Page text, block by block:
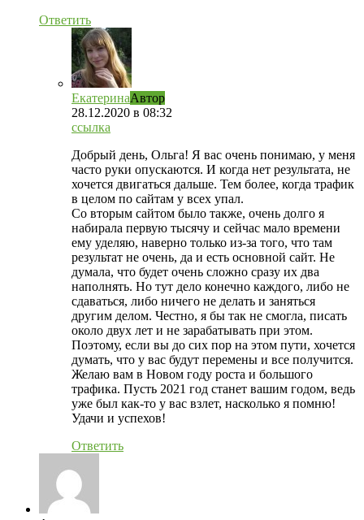
Ответить
ЕкатеринаАвтор
28.12.2020 в 08:32
ссылка
Добрый день, Ольга! Я вас очень понимаю, у меня
часто руки опускаются. И когда нет результата, не
хочется двигаться дальше. Тем более, когда трафик
в целом по сайтам у всех упал.
Со вторым сайтом было также, очень долго я
набирала первую тысячу и сейчас мало времени
ему уделяю, наверно только из-за того, что там
результат не очень, да и есть основной сайт. Не
думала, что будет очень сложно сразу их два
наполнять. Но тут дело конечно каждого, либо не
сдаваться, либо ничего не делать и заняться
другим делом. Честно, я бы так не смогла, писать
около двух лет и не зарабатывать при этом.
Поэтому, если вы до сих пор на этом пути, хочется
думать, что у вас будут перемены и все получится.
Желаю вам в Новом году роста и большого
трафика. Пусть 2021 год станет вашим годом, ведь
уже был как-то у вас взлет, насколько я помню!
Удачи и успехов!
Ответить